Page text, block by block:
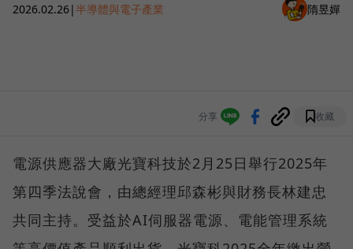
2026.02.26|半導體與電子產業 隋昱嬋
分享 收藏
電源供應器大廠光寶科技於2月25日舉行2025年
第四季法說會，由總經理邱森彬與財務長林建忠
共同主持。受益於AI伺服器電源、電能管理系統